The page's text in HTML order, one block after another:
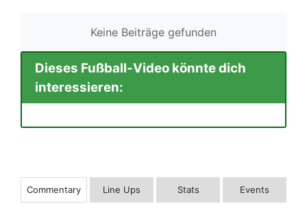
Keine Beiträge gefunden
Dieses Fußball-Video könnte dich
interessieren:
Commentary Line Ups Stats Events